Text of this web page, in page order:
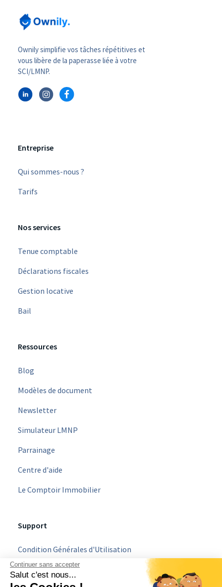
Continuer sans accepter
Salut c'est nous...
Ownily simplifie vos tâches répétitives et
vous libère de la paperasse liée à votre
SCI/LMNP.
Entreprise
Qui sommes-nous ?
Tarifs
Nos services
Tenue comptable
Déclarations fiscales
Gestion locative
Bail
Ressources
Blog
Modèles de document
Newsletter
Simulateur LMNP
Parrainage
Centre d'aide
Le Comptoir Immobilier
Support
Condition Générales d'Utilisation
Mentions légales